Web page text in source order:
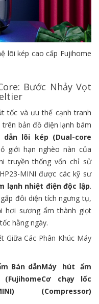
lõi kép cao cấp Fujihome
Bước Nhảy Vọt
tốc và ưu thế cạnh tranh
bản đồ điện lạnh bám
dẫn lõi kép (Dual-core
giới hạn nghèo nàn của
truyền thống vốn chỉ sử
MINI được các kỹ sư
lạnh nhiệt điện độc lập.
đôi diện tích ngưng tụ,
hơi sương ẩm thành giọt
hằng ngày.
Giữa Các Phân Khúc Máy
Bán dẫnMáy hút ẩm
Cơ chạy lốc
(Compressor)